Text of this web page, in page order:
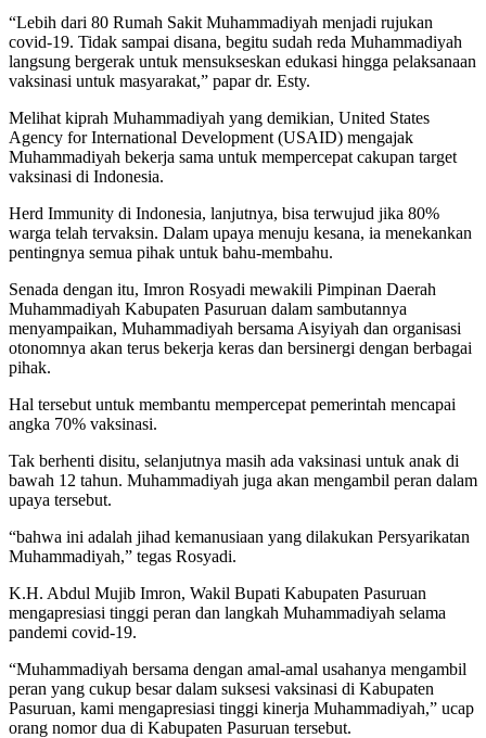
“Lebih dari 80 Rumah Sakit Muhammadiyah menjadi rujukan
covid-19. Tidak sampai disana, begitu sudah reda Muhammadiyah
langsung bergerak untuk mensukseskan edukasi hingga pelaksanaan
vaksinasi untuk masyarakat,” papar dr. Esty.
Melihat kiprah Muhammadiyah yang demikian, United States
Agency for International Development (USAID) mengajak
Muhammadiyah bekerja sama untuk mempercepat cakupan target
vaksinasi di Indonesia.
Herd Immunity di Indonesia, lanjutnya, bisa terwujud jika 80%
warga telah tervaksin. Dalam upaya menuju kesana, ia menekankan
pentingnya semua pihak untuk bahu-membahu.
Senada dengan itu, Imron Rosyadi mewakili Pimpinan Daerah
Muhammadiyah Kabupaten Pasuruan dalam sambutannya
menyampaikan, Muhammadiyah bersama Aisyiyah dan organisasi
otonomnya akan terus bekerja keras dan bersinergi dengan berbagai
pihak.
Hal tersebut untuk membantu mempercepat pemerintah mencapai
angka 70% vaksinasi.
Tak berhenti disitu, selanjutnya masih ada vaksinasi untuk anak di
bawah 12 tahun. Muhammadiyah juga akan mengambil peran dalam
upaya tersebut.
“bahwa ini adalah jihad kemanusiaan yang dilakukan Persyarikatan
Muhammadiyah,” tegas Rosyadi.
K.H. Abdul Mujib Imron, Wakil Bupati Kabupaten Pasuruan
mengapresiasi tinggi peran dan langkah Muhammadiyah selama
pandemi covid-19.
“Muhammadiyah bersama dengan amal-amal usahanya mengambil
peran yang cukup besar dalam suksesi vaksinasi di Kabupaten
Pasuruan, kami mengapresiasi tinggi kinerja Muhammadiyah,” ucap
orang nomor dua di Kabupaten Pasuruan tersebut.